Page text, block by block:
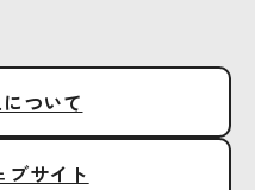
ついて
ブサイト